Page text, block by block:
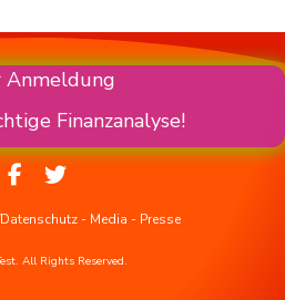
Finanzanalyse!
- Media - Presse
All Rights Reserved.